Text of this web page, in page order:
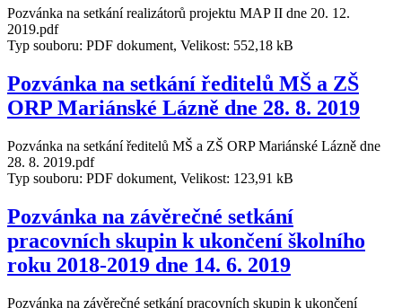
Pozvánka na setkání realizátorů projektu MAP II dne 20. 12.
2019.pdf
Typ souboru: PDF dokument, Velikost: 552,18 kB
Pozvánka na setkání ředitelů MŠ a ZŠ
ORP Mariánské Lázně dne 28. 8. 2019
Pozvánka na setkání ředitelů MŠ a ZŠ ORP Mariánské Lázně dne
28. 8. 2019.pdf
Typ souboru: PDF dokument, Velikost: 123,91 kB
Pozvánka na závěrečné setkání
pracovních skupin k ukončení školního
roku 2018-2019 dne 14. 6. 2019
Pozvánka na závěrečné setkání pracovních skupin k ukončení